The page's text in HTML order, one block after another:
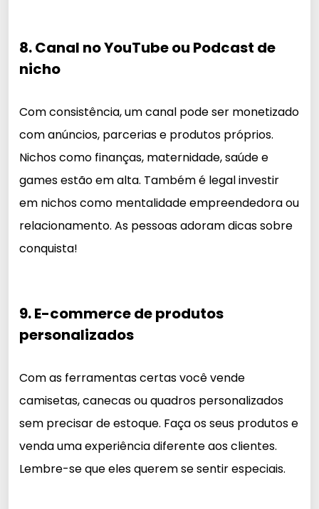
8. Canal no YouTube ou Podcast de
nicho
Com consistência, um canal pode ser monetizado
com anúncios, parcerias e produtos próprios.
Nichos como finanças, maternidade, saúde e
games estão em alta. Também é legal investir
em nichos como mentalidade empreendedora ou
relacionamento. As pessoas adoram dicas sobre
conquista!
9. E-commerce de produtos
personalizados
Com as ferramentas certas você vende
camisetas, canecas ou quadros personalizados
sem precisar de estoque. Faça os seus produtos e
venda uma experiência diferente aos clientes.
Lembre-se que eles querem se sentir especiais.